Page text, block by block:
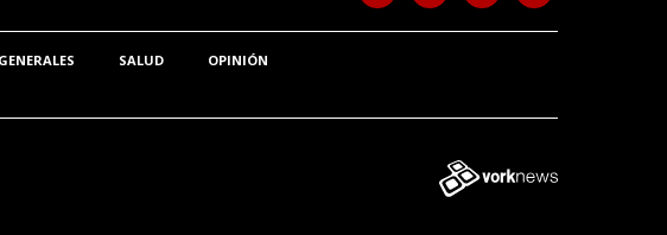
GENERALES SALUD
OPINIÓN